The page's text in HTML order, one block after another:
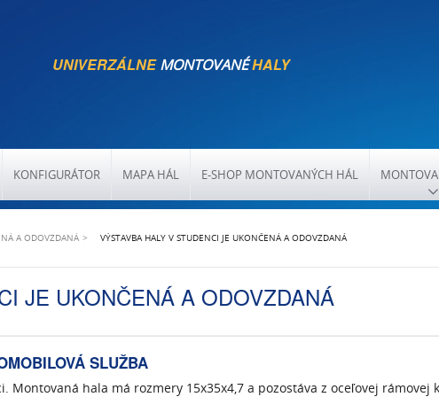
UNIVERZÁLNEMONTOVANÉHALY
KONFIGURÁTOR MAPA HÁL E-SHOP MONTOVANÝCH HÁL
A ODOVZDANÁ VÝSTAVBA HALY V STUDENCI JE UKONČENÁ A ODOVZDANÁ
JE UKONČENÁ A ODOVZDANÁ
SLUŽBA
Montovaná hala má rozmery 15x35x4,7 a pozostáva z oceľovej